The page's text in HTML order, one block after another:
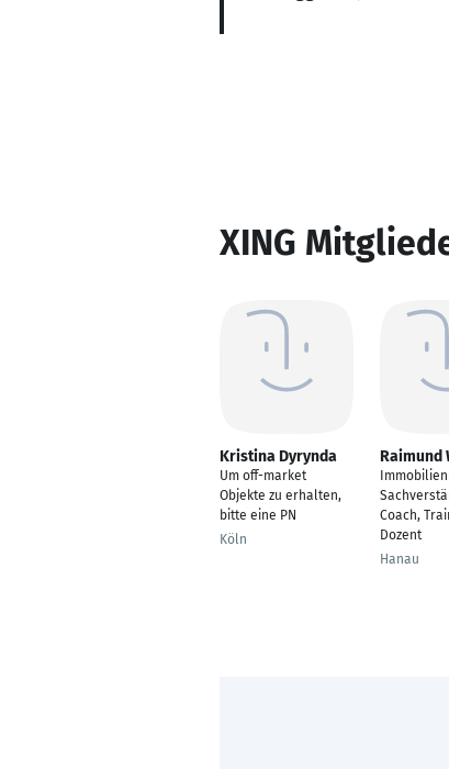
XING
Kristina Dyrynda
Um off-market
Objekte zu erhalten,
bitte eine PN
Köln
Raimund
Coach,
Dozent
Hanau